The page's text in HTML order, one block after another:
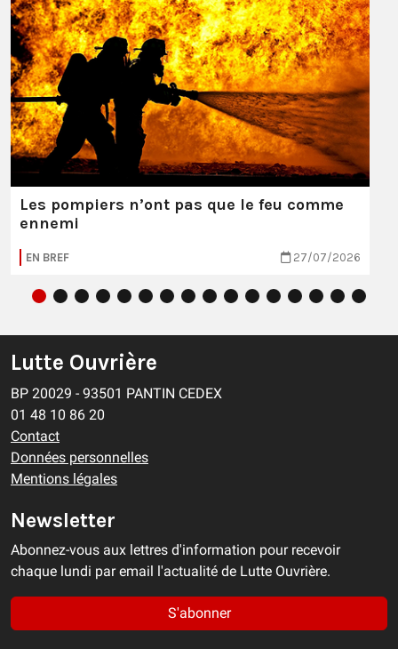
Les pompiers n’ont pas que le feu comme
ennemi
EN BREF 27/07/2026
Lutte Ouvrière
BP 20029 - 93501 PANTIN CEDEX
01 48 10 86 20
Contact
Données personnelles
Mentions légales
Newsletter
Abonnez-vous aux lettres d'information pour recevoir
chaque lundi par email l'actualité de Lutte Ouvrière.
S'abonner